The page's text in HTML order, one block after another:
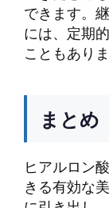
できます。
には、定期
こともありま
まとめ
ヒアルロン
きる有効な